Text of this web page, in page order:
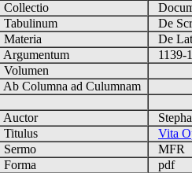
Collectio
Tabulinum
De
Materia
De
Argumentum
1139-
Volumen
Ab Columna ad Culumnam
Auctor
Titulus
Vita
Sermo
MFR
Forma
pdf